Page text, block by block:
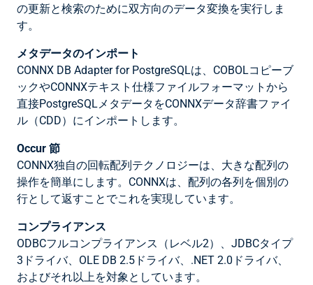
の更新と検索のために双方向のデータ変換を実行しま
す。
メタデータのインポート
CONNX DB Adapter for PostgreSQLは、COBOLコピーブ
ックやCONNXテキスト仕様ファイルフォーマットから
直接PostgreSQLメタデータをCONNXデータ辞書ファイ
ル（CDD）にインポートします。
Occur 節
CONNX独自の回転配列テクノロジーは、大きな配列の
操作を簡単にします。CONNXは、配列の各列を個別の
行として返すことでこれを実現しています。
コンプライアンス
ODBCフルコンプライアンス（レベル2）、JDBCタイプ
3ドライバ、OLE DB 2.5ドライバ、.NET 2.0ドライバ、
およびそれ以上を対象としています。